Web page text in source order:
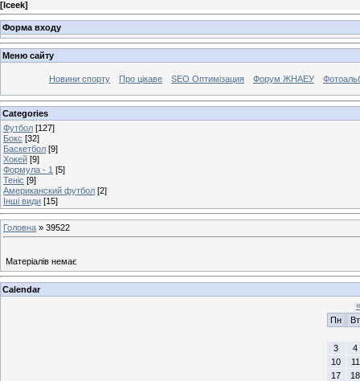
[Iceek]
Форма входу
Меню сайту
Новини спорту Про цікаве SEO Оптимізация Форум ЖНАЕУ
Categories
Футбол [127]
Бокс [32]
Баскетбол [9]
Хокей [9]
Формула - 1 [5]
Теніс [9]
Американский футбол [2]
Інші види [15]
Головна » 39522
Матеріалів немає
Calendar
«
Пн
Вт
3
4
10
11
17
18